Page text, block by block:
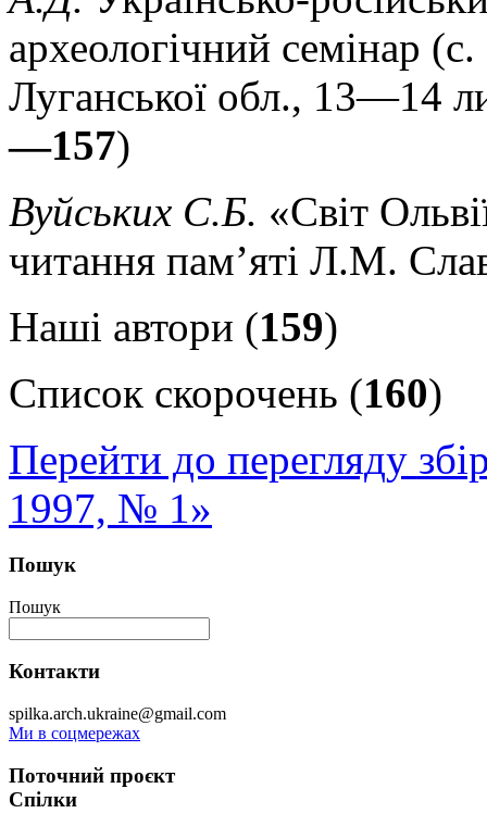
археологічний семінар
Луганської обл., 13—14
—157)
Вуйських С.Б. «Світ
читання пам’яті Л.М.
Наші автори (159)
Список скорочень (160)
Перейти до перегляду
1997, № 1»
Пошук
Пошук
Контакти
spilka.arch.ukraine@gmail.com
Ми в соцмережах
Поточний проєкт
Спілки